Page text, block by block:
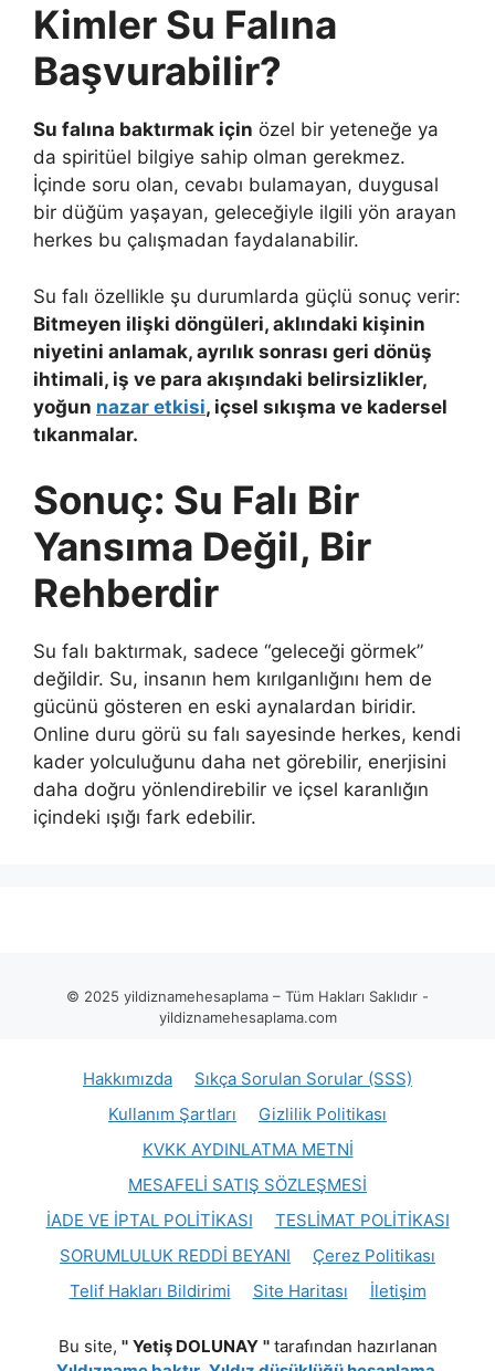
Kimler Su Falına
Başvurabilir?
Su falına baktırmak için özel bir yeteneğe ya
da spiritüel bilgiye sahip olman gerekmez.
İçinde soru olan, cevabı bulamayan, duygusal
bir düğüm yaşayan, geleceğiyle ilgili yön arayan
herkes bu çalışmadan faydalanabilir.
Su falı özellikle şu durumlarda güçlü sonuç verir:
Bitmeyen ilişki döngüleri, aklındaki kişinin
niyetini anlamak, ayrılık sonrası geri dönüş
ihtimali, iş ve para akışındaki belirsizlikler,
yoğun nazar etkisi, içsel sıkışma ve kadersel
tıkanmalar.
Sonuç: Su Falı Bir
Yansıma Değil, Bir
Rehberdir
Su falı baktırmak, sadece “geleceği görmek”
değildir. Su, insanın hem kırılganlığını hem de
gücünü gösteren en eski aynalardan biridir.
Online duru görü su falı sayesinde herkes, kendi
kader yolculuğunu daha net görebilir, enerjisini
daha doğru yönlendirebilir ve içsel karanlığın
içindeki ışığı fark edebilir.
© 2025 yildiznamehesaplama – Tüm Hakları Saklıdır -
yildiznamehesaplama.com
Hakkımızda
Sıkça Sorulan Sorular (SSS)
Kullanım Şartları
Gizlilik Politikası
KVKK AYDINLATMA METNİ
MESAFELİ SATIŞ SÖZLEŞMESİ
İADE VE İPTAL POLİTİKASI
TESLİMAT POLİTİKASI
SORUMLULUK REDDİ BEYANI
Çerez Politikası
Telif Hakları Bildirimi
Site Haritası İletişim
Bu site, '' Yetiş DOLUNAY ''tarafından hazırlanan